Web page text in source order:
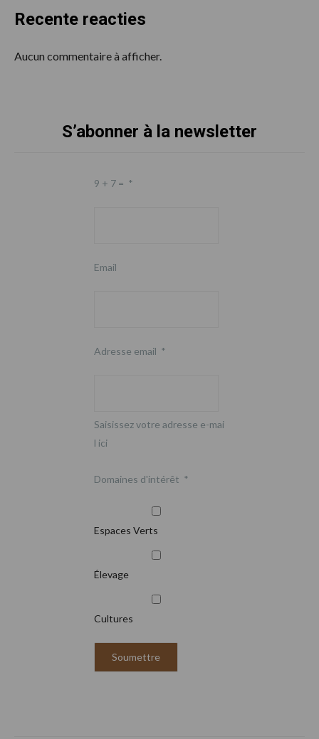
Recente reacties
Aucun commentaire à afficher.
S’abonner à la newsletter
9 + 7 = *
Email
Adresse email *
Saisissez votre adresse e-mai
l ici
Domaines d'intérêt *
Espaces Verts
Élevage
Cultures